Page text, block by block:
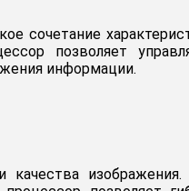
сочетание
позволяет
информации.